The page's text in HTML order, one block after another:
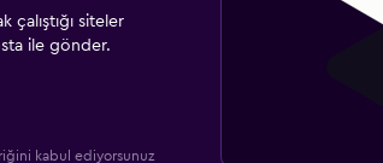
siteler
ile gönder.
kabul ediyorsunuz